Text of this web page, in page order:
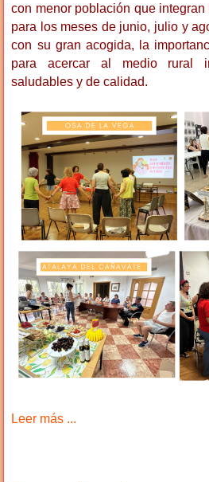
con menor población que integran
para los meses de junio, julio y
con su gran acogida, la
para acercar al medio rural
saludables y de calidad.
Leer más ...